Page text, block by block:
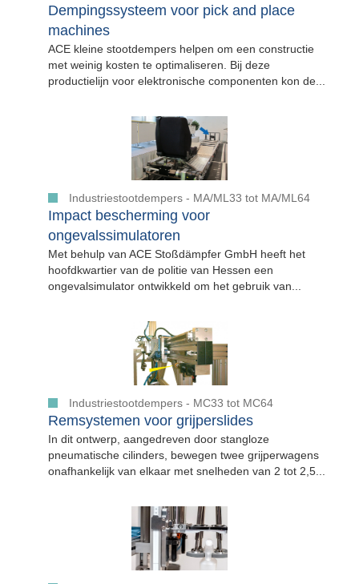
Dempingssysteem voor pick and place
machines
ACE kleine stootdempers helpen om een constructie
met weinig kosten te optimaliseren. Bij deze
productielijn voor elektronische componenten kon de...
Industriestootdempers - MA/ML33 tot MA/ML64
Impact bescherming voor
ongevalssimulatoren
Met behulp van ACE Stoßdämpfer GmbH heeft het
hoofdkwartier van de politie van Hessen een
ongevalsimulator ontwikkeld om het gebruik van...
Industriestootdempers - MC33 tot MC64
Remsystemen voor grijperslides
In dit ontwerp, aangedreven door stangloze
pneumatische cilinders, bewegen twee grijperwagens
onafhankelijk van elkaar met snelheden van 2 tot 2,5...